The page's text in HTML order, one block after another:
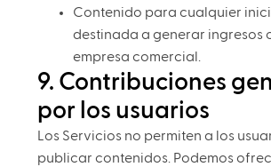
Contenido para cualquier
destinada a generar ingresos
empresa comercial.
9. Contribuciones
por los usuarios
Los Servicios no permiten a los
publicar contenidos. Podemos